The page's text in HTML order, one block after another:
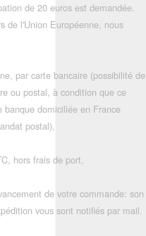
de 20 euros est demandée.
de l'Union Européenne, nous
par carte bancaire (possibilité de
ou postal, à condition que ce
banque domiciliée en France
postal),
hors frais de port,
de votre commande: son
vous sont notifiés par mail.